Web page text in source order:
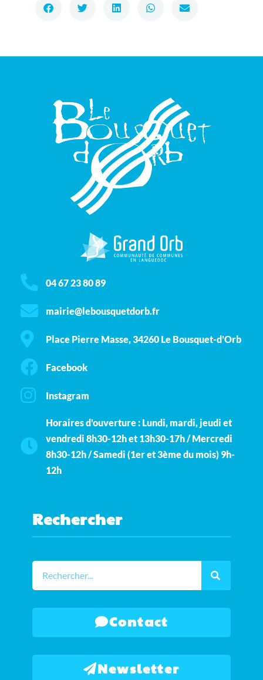
04 67 23 80 89
mairie@lebousquetdorb.fr
Place Pierre Masse, 34260 Le Bousquet-d'Orb
Facebook
Instagram
Horaires d'ouverture : Lundi, mardi, jeudi et
vendredi 8h30-12h et 13h30-17h / Mercredi
8h30-12h / Samedi (1er et 3ème du mois) 9h-
12h
Rechercher
Contact
Newsletter